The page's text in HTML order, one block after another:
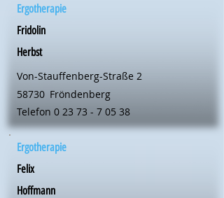
Ergotherapie
Fridolin
Herbst
Von-Stauffenberg-Straße 2
58730 Fröndenberg
Telefon 0 23 73 - 7 05 38
Ergotherapie
Felix
Hoffmann